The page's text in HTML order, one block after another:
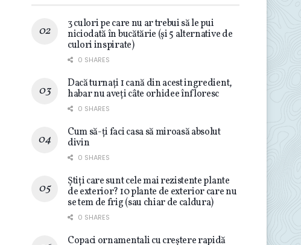
3 culori pe care nu ar trebui să le pui
niciodată în bucătărie (și 5 alternative de
culori inspirate)
0 SHARES
Dacă turnați 1 cană din acest ingredient,
habar nu aveți câte orhidee înfloresc
0 SHARES
Cum să-ți faci casa să miroasă absolut
divin
0 SHARES
Știți care sunt cele mai rezistente plante
de exterior? 10 plante de exterior care nu
se tem de frig (sau chiar de caldura)
0 SHARES
Copaci ornamentali cu creștere rapidă